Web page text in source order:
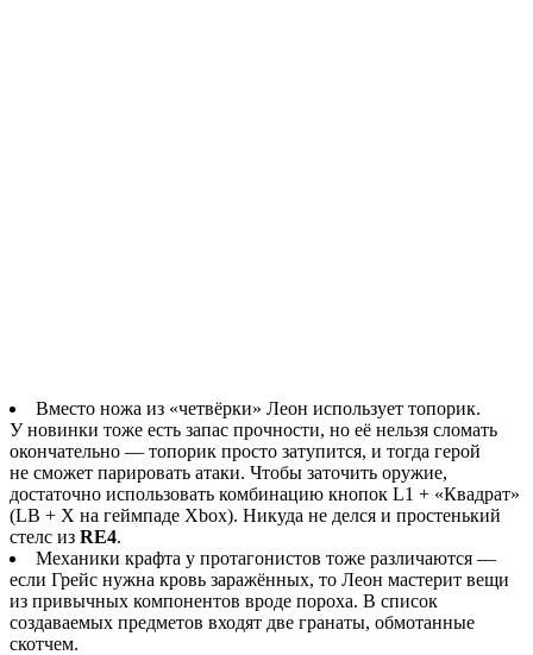
Вместо ножа из «четвёрки» Леон использует топорик.
У новинки тоже есть запас прочности, но её нельзя сломать
окончательно — топорик просто затупится, и тогда герой
не сможет парировать атаки. Чтобы заточить оружие,
достаточно использовать комбинацию кнопок L1 + «Квадрат»
(LB + X на геймпаде Xbox). Никуда не делся и простенький
стелс из RE4.
Механики крафта у протагонистов тоже различаются —
если Грейс нужна кровь заражённых, то Леон мастерит вещи
из привычных компонентов вроде пороха. В список
создаваемых предметов входят две гранаты, обмотанные
скотчем.